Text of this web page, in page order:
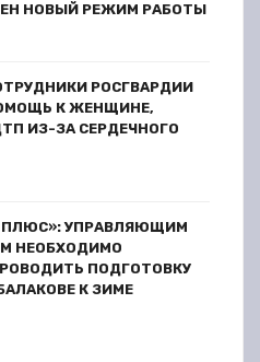
НОВЫЙ РЕЖИМ РАБОТЫ
РОСГВАРДИИ
К ЖЕНЩИНЕ,
ИЗ-ЗА СЕРДЕЧНОГО
ПЛЮС»: УПРАВЛЯЮЩИМ
НЕОБХОДИМО
ПОДГОТОВКУ
К ЗИМЕ